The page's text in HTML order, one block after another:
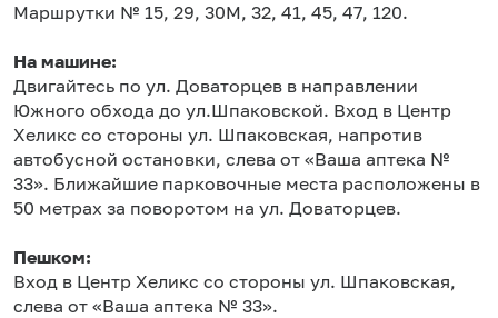
Маршрутки № 15, 29, 30М, 32, 41, 45, 47, 120.
На машине:
Двигайтесь по ул. Доваторцев в направлении
Южного обхода до ул.Шпаковской. Вход в Центр
Хеликс со стороны ул. Шпаковская, напротив
автобусной остановки, слева от «Ваша аптека №
33». Ближайшие парковочные места расположены в
50 метрах за поворотом на ул. Доваторцев.
Пешком:
Вход в Центр Хеликс со стороны ул. Шпаковская,
слева от «Ваша аптека № 33».